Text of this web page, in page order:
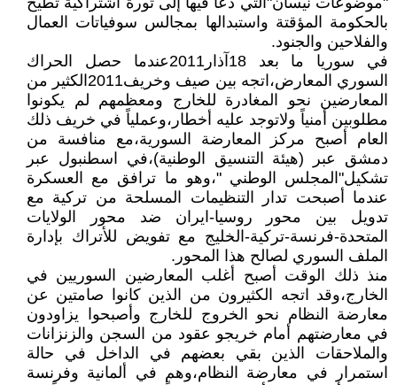
بالحكومة المؤقتة واستبدالها بمجالس سوفياتات العمال
والفلاحين والجنود.
في سوريا ما بعد 18آذار2011عندما حصل الحراك
السوري المعارض،اتجه بين صيف وخريف2011الكثير من
المعارضين نحو المغادرة للخارج ومعظمهم لم يكونوا
مطلوبين أمنياً ولاتوجد عليه أخطار،وعملياً في خريف ذلك
العام أصبح مركز المعارضة السورية،مع منافسة من
دمشق عبر (هيئة التنسيق الوطنية)،في اسطنبول عبر
تشكيل"المجلس الوطني "،وهو ما ترافق مع العسكرة
عندما أصبحت تدار التنظيمات المسلحة من تركية مع
تدويل بين محور روسيا-ايران ضد محور الولايات
المتحدة-فرنسة-تركية-الخليج مع تفويض للأتراك بإدارة
الملف السوري لصالح هذا المحور.
منذ ذلك الوقت أصبح أغلب المعارضين السوريين في
الخارج،وقد اتجه الكثيرون من الذين كانوا صامتين عن
معارضة النظام نحو الخروج للخارج وأصبحوا يزاودون
في معارضتهم أمام خريجو عقود من السجن والزنزانات
والملاحقات الذين بقي بعضهم في الداخل في حالة
استمرار في معارضة النظام،وهم في ألمانية وفرنسة